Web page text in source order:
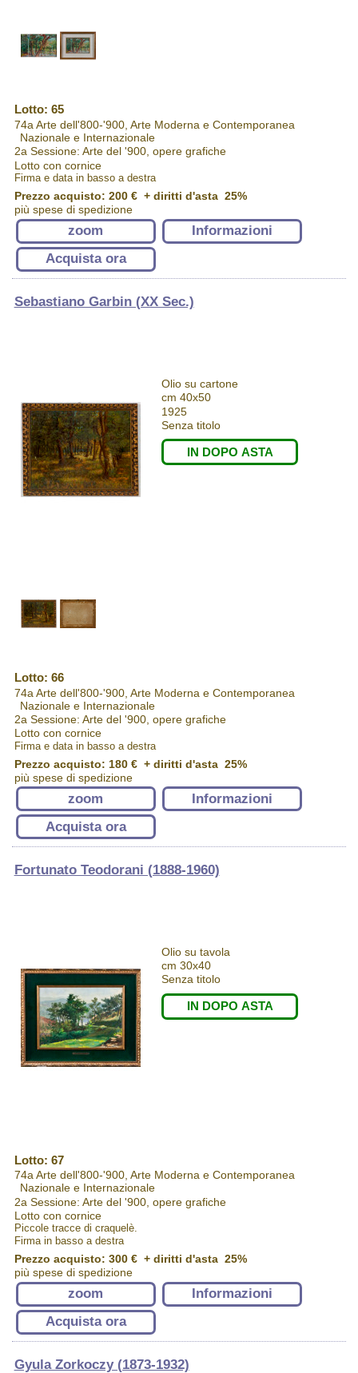
Lotto: 65
74a Arte dell'800-'900, Arte Moderna e Contemporanea
Nazionale e Internazionale
2a Sessione: Arte del '900, opere grafiche
Lotto con cornice
Firma e data in basso a destra
Prezzo acquisto: 200 €+ diritti d'asta 25%
più spese di spedizione
zoom
Informazioni
Acquista ora
Sebastiano Garbin (XX Sec.)
Olio su cartone
cm 40x50
1925
Senza titolo
IN DOPO ASTA
Lotto: 66
74a Arte dell'800-'900, Arte Moderna e Contemporanea
Nazionale e Internazionale
2a Sessione: Arte del '900, opere grafiche
Lotto con cornice
Firma e data in basso a destra
Prezzo acquisto: 180 €+ diritti d'asta 25%
più spese di spedizione
zoom
Informazioni
Acquista ora
Fortunato Teodorani (1888-1960)
Olio su tavola
cm 30x40
Senza titolo
IN DOPO ASTA
Lotto: 67
74a Arte dell'800-'900, Arte Moderna e Contemporanea
Nazionale e Internazionale
2a Sessione: Arte del '900, opere grafiche
Lotto con cornice
Piccole tracce di craquelè.
Firma in basso a destra
Prezzo acquisto: 300 €+ diritti d'asta 25%
più spese di spedizione
zoom
Informazioni
Acquista ora
Gyula Zorkoczy (1873-1932)